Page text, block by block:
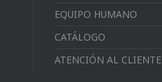
EQUIPO HUMANO
CATÁLOGO
ATENCIÓN AL CLIENTE